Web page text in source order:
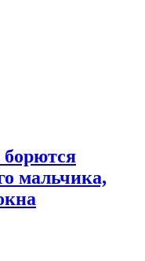
борются
мальчика,